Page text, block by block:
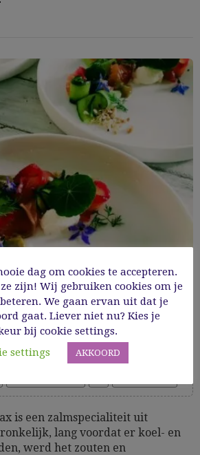
rode biet en frisse
- 24 u. marineren)
is een zalmspecialiteit uit
lang voordat er koel- en
werd het zouten en
dag om cookies te accepteren.
zijn! Wij gebruiken cookies om je
We gaan ervan uit dat je
gaat. Liever niet nu? Kies je
bij cookie settings.
settings
AKKOORD